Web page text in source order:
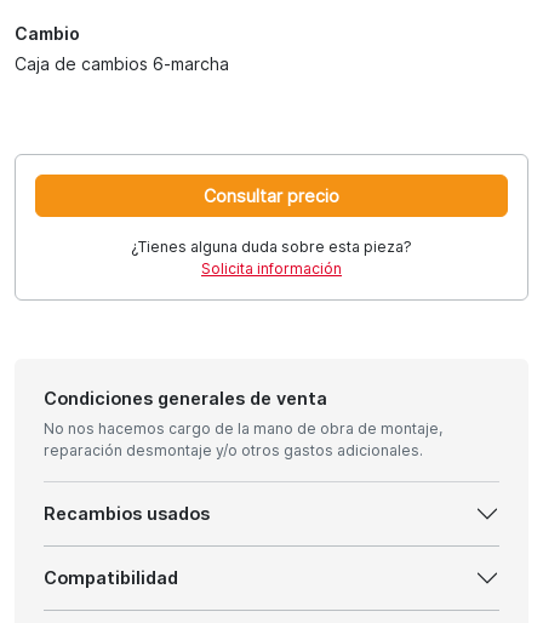
Cambio
Caja de cambios 6-marcha
Consultar precio
¿Tienes alguna duda sobre esta pieza?
Solicita información
Condiciones generales de venta
No nos hacemos cargo de la mano de obra de montaje,
reparación desmontaje y/o otros gastos adicionales.
Recambios usados
Compatibilidad